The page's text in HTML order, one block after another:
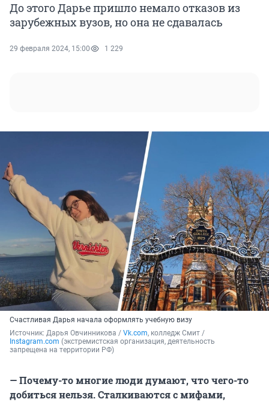
До этого Дарье пришло немало отказов из
зарубежных вузов, но она не сдавалась
29 февраля 2024, 15:00 1 229
Счастливая Дарья начала оформлять учебную визу
Источник: Дарья Овчинникова / Vk.com
Instagram.com (экстремистская организация, деятельность
запрещена на территории РФ)
— Почему-то многие люди думают, что чего-то
добиться нельзя. Сталкиваются с мифами,